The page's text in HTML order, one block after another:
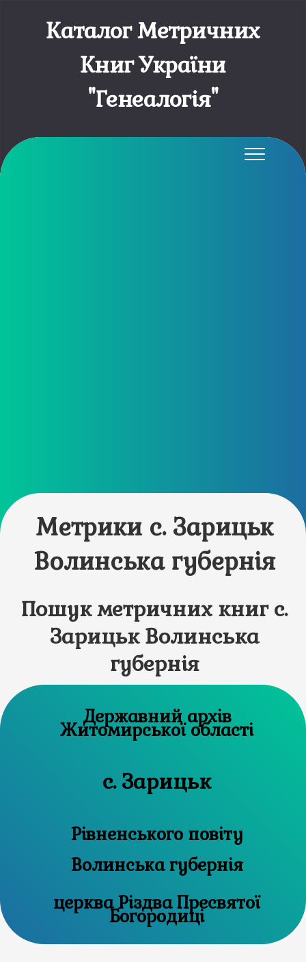
Каталог Метричних
Книг України
"Генеалогія"
Метрики с. Зарицьк
Волинська губернія
Пошук метричних книг с.
Зарицьк Волинська
губернія
Державний архів
Житомирської області
с. Зарицьк
Рівненського повіту
Волинська губернія
церква Різдва Пресвятої
Богородиці